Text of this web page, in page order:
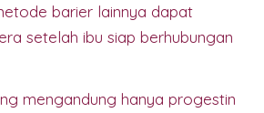
barier lainnya dapat
setelah ibu siap berhubungan
mengandung hanya progestin